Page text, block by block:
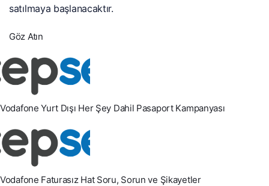
satılmaya başlanacaktır.
Göz Atın
Vodafone Yurt Dışı Her Şey Dahil Pasaport Kampanyası
Vodafone Faturasız Hat Soru, Sorun ve Şikayetler